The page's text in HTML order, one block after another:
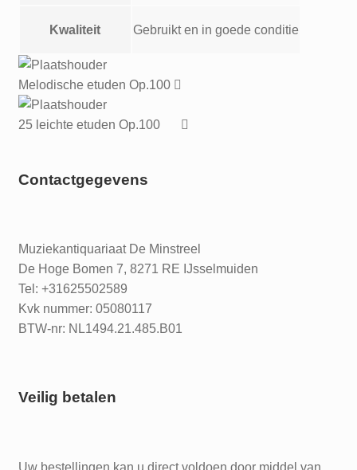
Kwaliteit Gebruikt en in goede conditie
Melodische etuden Op.100
25 leichte etuden Op.100
Contactgegevens
Muziekantiquariaat De Minstreel
De Hoge Bomen 7, 8271 RE IJsselmuiden
Tel: +31625502589
Kvk nummer: 05080117
BTW-nr: NL1494.21.485.B01
Veilig betalen
Uw bestellingen kan u direct voldoen door middel van